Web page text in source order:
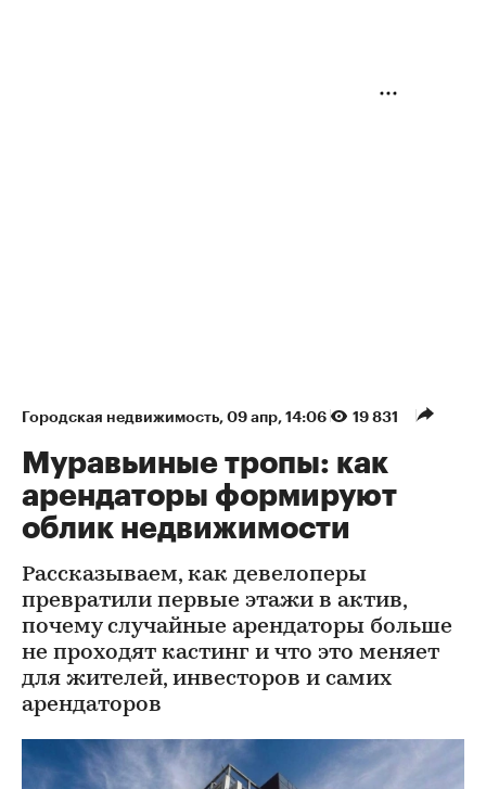
Городская недвижимость 09 апр, 14:06 19 831
Муравьиные тропы: как
арендаторы формируют
облик недвижимости
Рассказываем, как девелоперы
превратили первые этажи в актив,
почему случайные арендаторы больше
не проходят кастинг и что это меняет
для жителей, инвесторов и самих
арендаторов